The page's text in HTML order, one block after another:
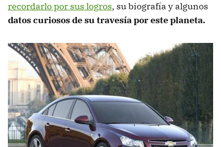
recordarlo por sus logros, su biografía y algunos
datos curiosos de su travesía por este planeta.